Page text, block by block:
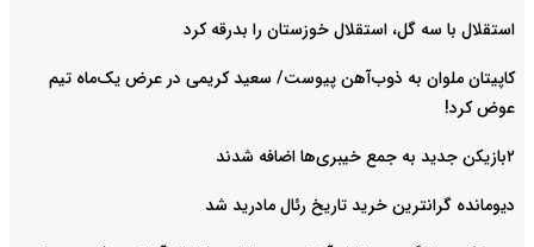
استقلال با سه گل، استقلال خوزستان را بدرقه کرد
کاپیتان ملوان به ذوب‌آهن پیوست/ سعید کریمی در عرض یک‌ماه تیم
عوض کرد!
۲بازیکن جدید به جمع خیبری‌ها اضافه شدند
دیومانده گرانترین خرید تاریخ رئال مادرید شد